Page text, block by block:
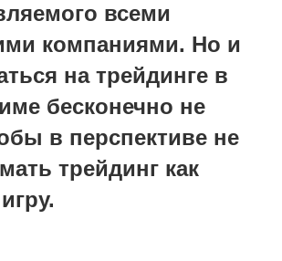
всеми
компаниями. Но и
на трейдинге в
бесконечно не
в перспективе не
трейдинг как